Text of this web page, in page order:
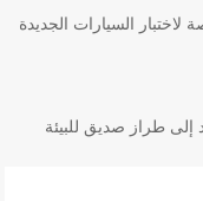
لاختبار السيارات الجديدة
طراز صديق للبيئة